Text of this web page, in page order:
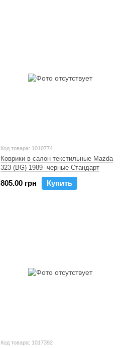
Код товара: 1010774
Коврики в салон текстильные Mazda
323 (BG) 1989- черные Стандарт
805.00 грн Купить
Код товара: 1017392